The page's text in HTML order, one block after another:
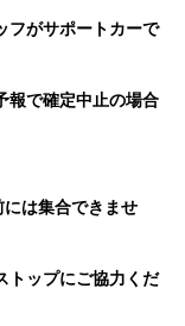
サポートカーで
確定中止の場合
集合できませ
プにご協力くだ